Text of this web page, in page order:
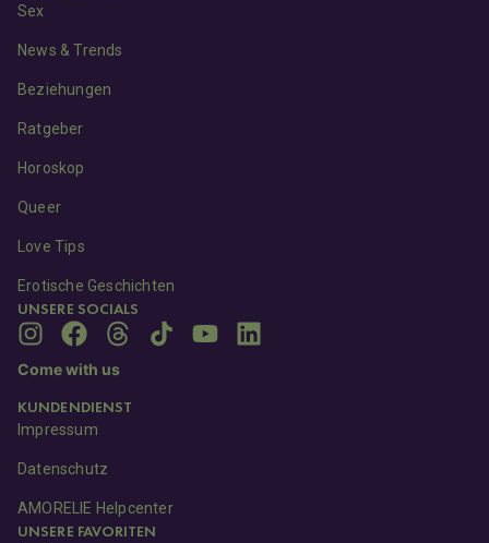
Sex
News & Trends
Beziehungen
Ratgeber
Horoskop
Queer
Love Tips
Erotische Geschichten
UNSERE SOCIALS
Come with us
KUNDENDIENST
Impressum
Datenschutz
AMORELIE Helpcenter
UNSERE FAVORITEN